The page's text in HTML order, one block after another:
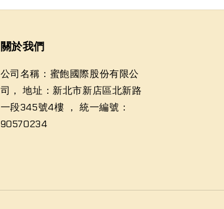
關於我們
公司名稱：蜜飽國際股份有限公
司， 地址：新北市新店區北新路
一段345號4樓 ， 統一編號：
90570234